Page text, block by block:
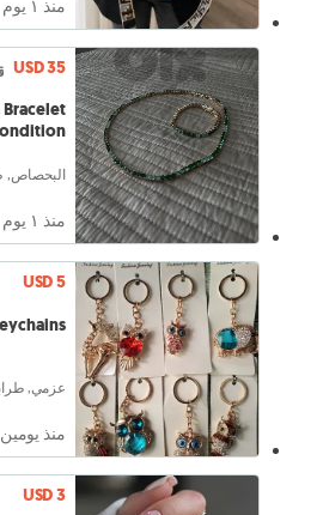
منذ ١ يوم
USD 35
البحصاص,
منذ ١ يوم
USD 5
عزمي,
منذ يومين
USD 3